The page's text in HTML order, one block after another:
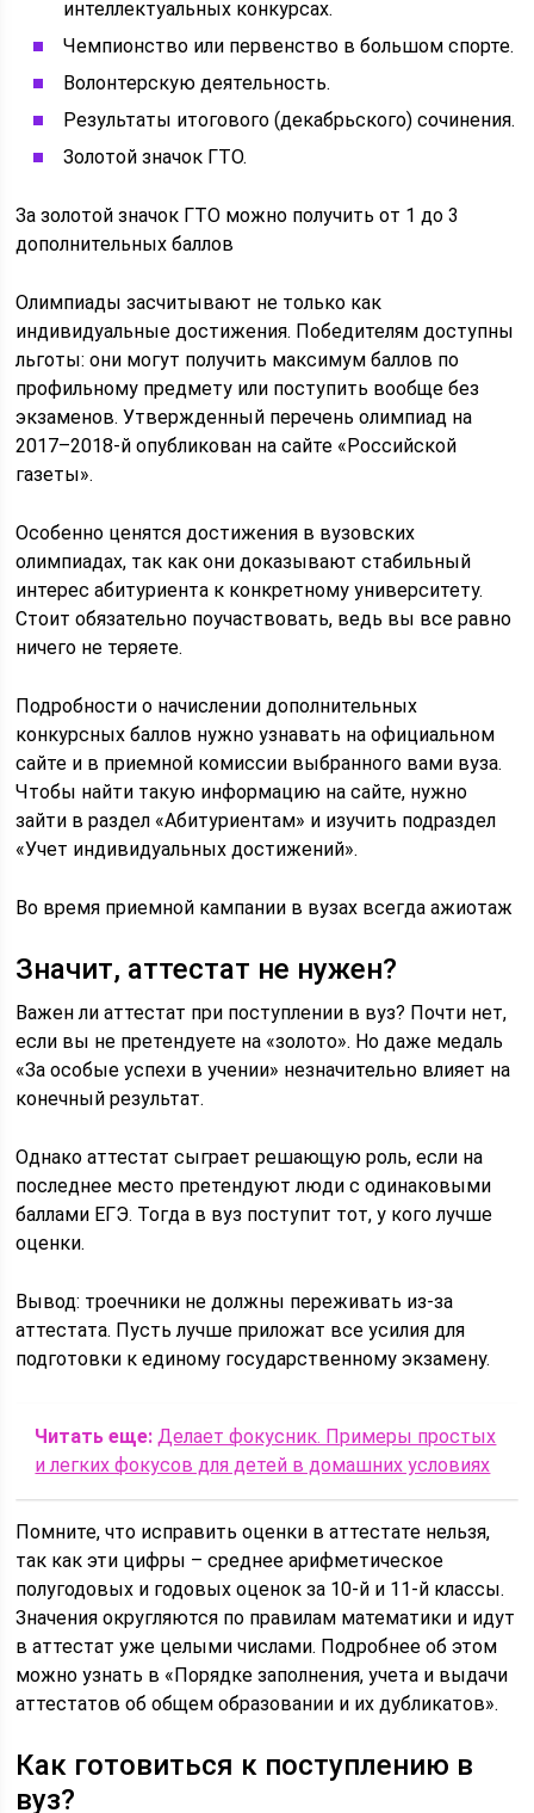
интеллектуальных конкурсах.
Чемпионство или первенство в большом спорте.
Волонтерскую деятельность.
Результаты итогового (декабрьского) сочинения.
Золотой значок ГТО.
За золотой значок ГТО можно получить от 1 до 3
дополнительных баллов
Олимпиады засчитывают не только как
индивидуальные достижения. Победителям доступны
льготы: они могут получить максимум баллов по
профильному предмету или поступить вообще без
экзаменов. Утвержденный перечень олимпиад на
2017–2018-й опубликован на сайте «Российской
газеты».
Особенно ценятся достижения в вузовских
олимпиадах, так как они доказывают стабильный
интерес абитуриента к конкретному университету.
Стоит обязательно поучаствовать, ведь вы все равно
ничего не теряете.
Подробности о начислении дополнительных
конкурсных баллов нужно узнавать на официальном
сайте и в приемной комиссии выбранного вами вуза.
Чтобы найти такую информацию на сайте, нужно
зайти в раздел «Абитуриентам» и изучить подраздел
«Учет индивидуальных достижений».
Во время приемной кампании в вузах всегда ажиотаж
Значит, аттестат не нужен?
Важен ли аттестат при поступлении в вуз? Почти нет,
если вы не претендуете на «золото». Но даже медаль
«За особые успехи в учении» незначительно влияет на
конечный результат.
Однако аттестат сыграет решающую роль, если на
последнее место претендуют люди с одинаковыми
баллами ЕГЭ. Тогда в вуз поступит тот, у кого лучше
оценки.
Вывод: троечники не должны переживать из-за
аттестата. Пусть лучше приложат все усилия для
подготовки к единому государственному экзамену.
Читать еще: Делает фокусник. Примеры простых
и легких фокусов для детей в домашних условиях
Помните, что исправить оценки в аттестате нельзя,
так как эти цифры – среднее арифметическое
полугодовых и годовых оценок за 10-й и 11-й классы.
Значения округляются по правилам математики и идут
в аттестат уже целыми числами. Подробнее об этом
можно узнать в «Порядке заполнения, учета и выдачи
аттестатов об общем образовании и их дубликатов».
Как готовиться к поступлению в
вуз?